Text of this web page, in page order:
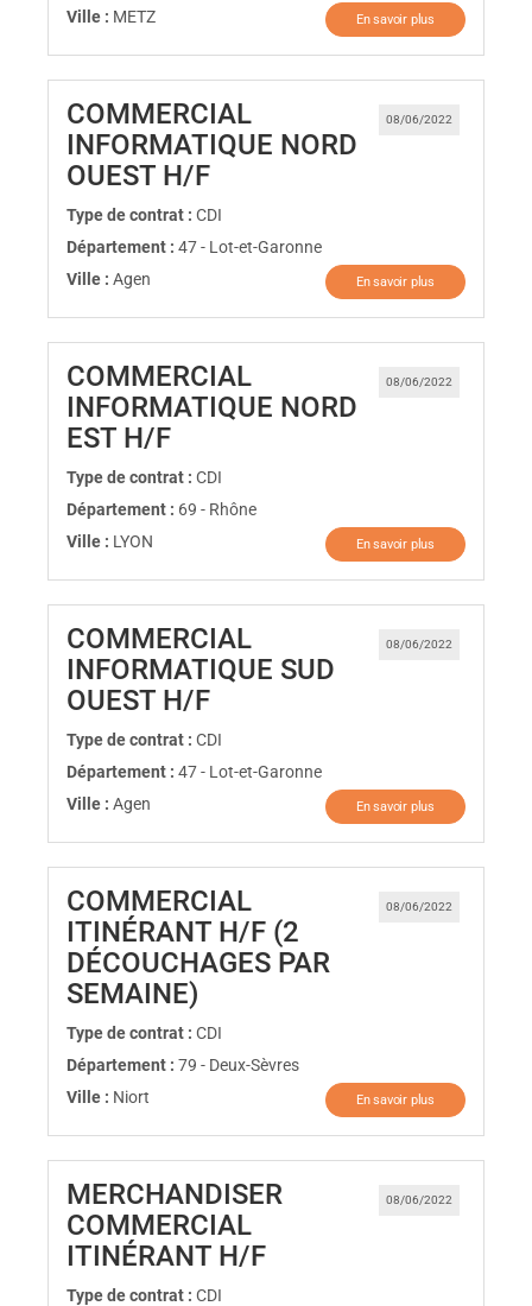
Ville : METZ En savoir plus
08/06/2022
COMMERCIAL
INFORMATIQUE NORD
OUEST H/F(Nouvelle fenêtre)
Type de contrat : CDI
Département : 47 - Lot-et-Garonne
Ville : Agen En savoir plus
08/06/2022
COMMERCIAL
INFORMATIQUE NORD
EST H/F(Nouvelle fenêtre)
Type de contrat : CDI
Département : 69 - Rhône
Ville : LYON En savoir plus
08/06/2022
COMMERCIAL
INFORMATIQUE SUD
OUEST H/F(Nouvelle fenêtre)
Type de contrat : CDI
Département : 47 - Lot-et-Garonne
Ville : Agen En savoir plus
08/06/2022
COMMERCIAL
ITINÉRANT H/F (2
DÉCOUCHAGES PAR
SEMAINE)
Type de contrat : CDI
Département : 79 - Deux-Sèvres
Ville : Niort En savoir plus
08/06/2022
MERCHANDISER
COMMERCIAL
ITINÉRANT H/F(Nouvelle fenêtre)
Type de contrat : CDI